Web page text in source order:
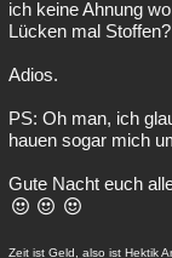
ich keine Ahnung
Lücken mal Stoffen?
Adios.
PS: Oh man, ich
hauen sogar mich
Gute Nacht euch
Zeit ist Geld, also ist Hektik